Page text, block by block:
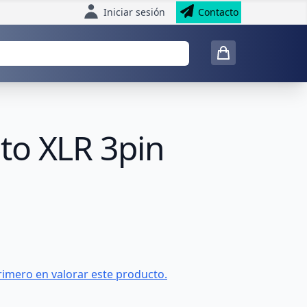
Iniciar sesión Contacto
XLR 3pin
en valorar este producto.